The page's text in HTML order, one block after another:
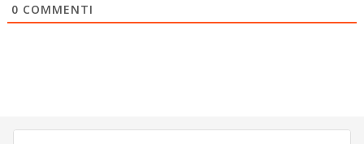
0 COMMENTI